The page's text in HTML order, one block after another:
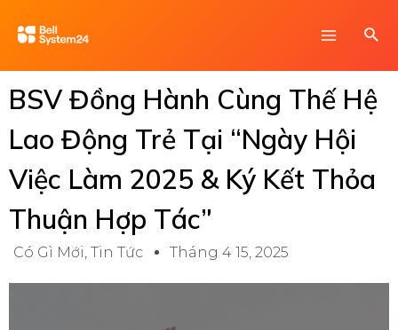
BSV Đồng Hành Cùng Thế Hệ
Lao Động Trẻ Tại “Ngày Hội
Việc Làm 2025 & Ký Kết Thỏa
Thuận Hợp Tác”
Có Gì Mới, Tin Tức Tháng 4 15, 2025